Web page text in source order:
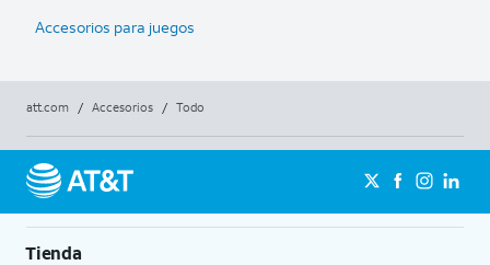
Accesorios para juegos
att.com / Accesorios / Todo
Tienda